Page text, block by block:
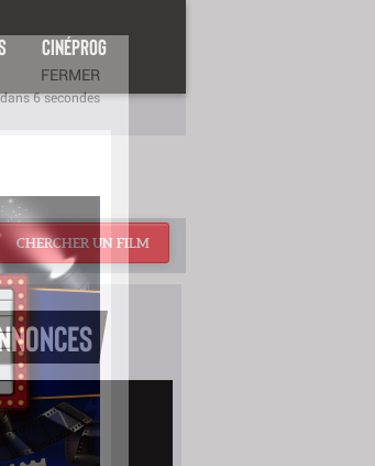
CINÉPROG
CHERCHER UN FILM